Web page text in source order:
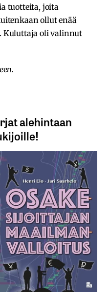
tuotteita, joita
ollut enää
Kuluttaja oli valinnut
alehintaan